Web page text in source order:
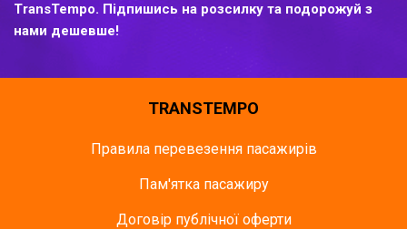
TransTempo. Підпишись на розсилку та подорожуй з
нами дешевше!
TRANSTEMPO
Правила перевезення пасажирів
Пам'ятка пасажиру
Договір публічної оферти